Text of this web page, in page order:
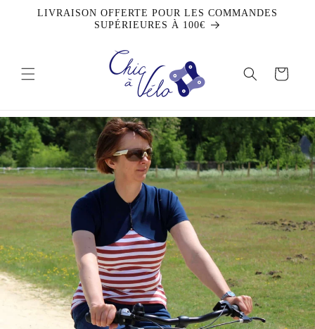
passer
LIVRAISON OFFERTE POUR LES COMMANDES
SUPÉRIEURES À 100€
Panier